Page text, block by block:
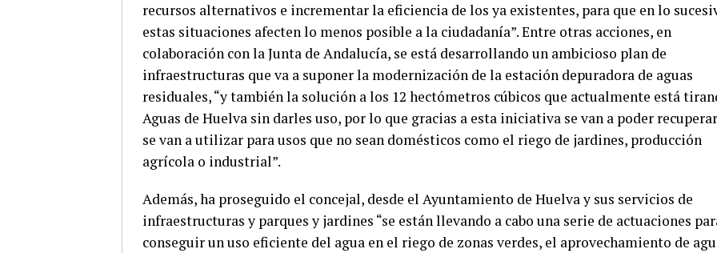
recursos alternativos e incrementar la eficiencia de los ya existentes, para que en lo
estas situaciones afecten lo menos posible a la ciudadanía”. Entre otras acciones, en
colaboración con la Junta de Andalucía, se está desarrollando un ambicioso plan de
infraestructuras que va a suponer la modernización de la estación depuradora de aguas
residuales, “y también la solución a los 12 hectómetros cúbicos que actualmente está
Aguas de Huelva sin darles uso, por lo que gracias a esta iniciativa se van a poder
se van a utilizar para usos que no sean domésticos como el riego de jardines, producción
agrícola o industrial”.
Además, ha proseguido el concejal, desde el Ayuntamiento de Huelva y sus servicios de
infraestructuras y parques y jardines “se están llevando a cabo una serie de actuaciones
conseguir un uso eficiente del agua en el riego de zonas verdes, el aprovechamiento de